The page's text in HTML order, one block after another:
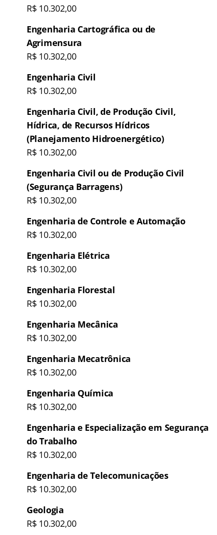
R$ 10.302,00
Engenharia Cartográfica ou de
Agrimensura
R$ 10.302,00
Engenharia Civil
R$ 10.302,00
Engenharia Civil, de Produção Civil,
Hídrica, de Recursos Hídricos
(Planejamento Hidroenergético)
R$ 10.302,00
Engenharia Civil ou de Produção Civil
(Segurança Barragens)
R$ 10.302,00
Engenharia de Controle e Automação
R$ 10.302,00
Engenharia Elétrica
R$ 10.302,00
Engenharia Florestal
R$ 10.302,00
Engenharia Mecânica
R$ 10.302,00
Engenharia Mecatrônica
R$ 10.302,00
Engenharia Química
R$ 10.302,00
Engenharia e Especialização em Segurança
do Trabalho
R$ 10.302,00
Engenharia de Telecomunicações
R$ 10.302,00
Geologia
R$ 10.302,00